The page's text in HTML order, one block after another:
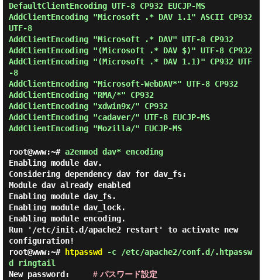
DefaultClientEncoding UTF-8 CP932 EUCJP-MS
AddClientEncoding "Microsoft .* DAV 1.1" ASCII CP932
UTF-8
AddClientEncoding "Microsoft .* DAV" UTF-8 CP932
AddClientEncoding "(Microsoft .* DAV $)" UTF-8 CP932
AddClientEncoding "(Microsoft .* DAV 1.1)" CP932 UTF
-8
AddClientEncoding "Microsoft-WebDAV*" UTF-8 CP932
AddClientEncoding "RMA/*" CP932
AddClientEncoding "xdwin9x/" CP932
AddClientEncoding "cadaver/" UTF-8 EUCJP-MS
AddClientEncoding "Mozilla/" EUCJP-MS
root@www:~# a2enmod dav* encoding
Enabling module dav.
Considering dependency dav for dav_fs:
Module dav already enabled
Enabling module dav_fs.
Enabling module dav_lock.
Enabling module encoding.
Run '/etc/init.d/apache2 restart' to activate new
configuration!
root@www:~#
htpasswd -c /etc/apache2/conf.d/.htpassw
d ringtail
New password: # パスワード設定